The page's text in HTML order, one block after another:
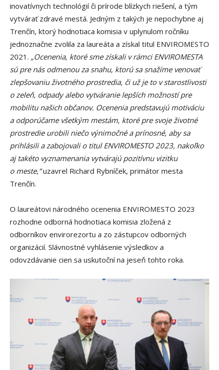
inovatívnych technológií či prírode blízkych riešení, a tým
vytvárať zdravé mestá. Jedným z takých je nepochybne aj
Trenčín, ktorý hodnotiaca komisia v uplynulom ročníku
jednoznačne zvolila za laureáta a získal titul ENVIROMESTO
2021. „Ocenenia, ktoré sme získali v rámci ENVIROMESTA
sú pre nás odmenou za snahu, ktorú sa snažíme venovať
zlepšovaniu životného prostredia, či už je to v starostlivosti
o zeleň, odpady alebo vytváranie lepších možností pre
mobilitu našich občanov. Ocenenia predstavujú motiváciu
a odporúčame všetkým mestám, ktoré pre svoje životné
prostredie urobili niečo výnimočné a prínosné, aby sa
prihlásili a zabojovali o titul ENVIROMESTO 2023, nakoľko
aj takéto vyznamenania vytvárajú pozitívnu vizitku
o meste,“uzavrel Richard Rybníček, primátor mesta
Trenčín.
O laureátovi národného ocenenia ENVIROMESTO 2023
rozhodne odborná hodnotiaca komisia zložená z
odborníkov envirorezortu a zo zástupcov odborných
organizácií. Slávnostné vyhlásenie výsledkov a
odovzdávanie cien sa uskutoční na jeseň tohto roka.